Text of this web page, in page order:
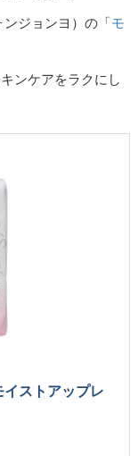
ジョンヨ）の「モ
ンケアをラクにし
ストアップレ